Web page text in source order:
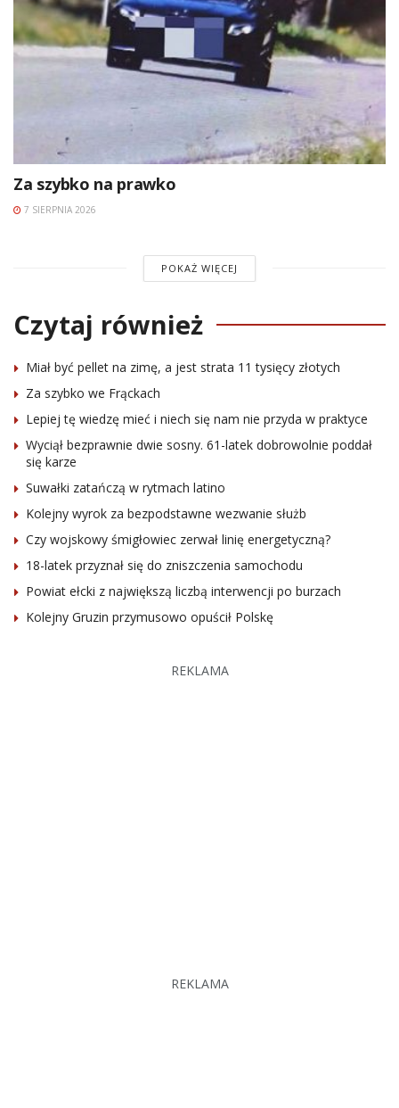
Za szybko na prawko
7 SIERPNIA 2026
POKAŻ WIĘCEJ
Czytaj również
Miał być pellet na zimę, a jest strata 11 tysięcy złotych
Za szybko we Frąckach
Lepiej tę wiedzę mieć i niech się nam nie przyda w praktyce
Wyciął bezprawnie dwie sosny. 61-latek dobrowolnie poddał
się karze
Suwałki zatańczą w rytmach latino
Kolejny wyrok za bezpodstawne wezwanie służb
Czy wojskowy śmigłowiec zerwał linię energetyczną?
18-latek przyznał się do zniszczenia samochodu
Powiat ełcki z największą liczbą interwencji po burzach
Kolejny Gruzin przymusowo opuścił Polskę
REKLAMA
REKLAMA